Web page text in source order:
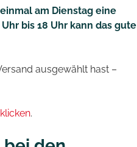
am Dienstag eine
bis 18 Uhr kann das gute
ausgewählt hast –
.